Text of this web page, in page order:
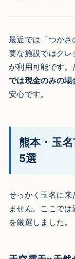
最近では「つか
要な施設ではク
が利用可能です。
では現金のみの場
安心です。
熊本・玉
5選
せっかく玉名に
ません。ここで
を厳選しました。